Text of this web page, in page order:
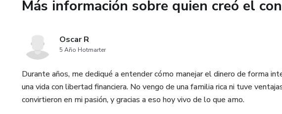
un sistema que trabaje por ti.
Más información sobre quien creó el
Oscar R
5 Año Hotmarter
Durante años, me dediqué a entender cómo manejar el dinero de forma
una vida con libertad financiera. No vengo de una familia rica ni tuve
convirtieron en mi pasión, y gracias a eso hoy vivo de lo que amo.